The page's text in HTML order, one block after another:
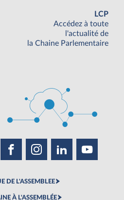
LCP
Accédez à toute
l'actualité de
la Chaine Parlementaire
DE L'ASSEMBLEE
À L'ASSEMBLÉE